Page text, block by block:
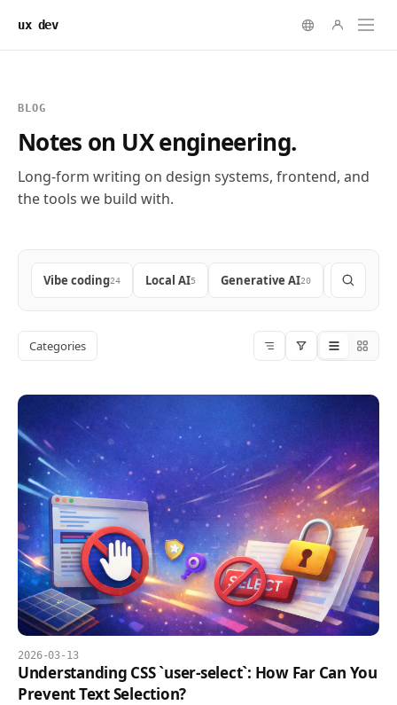
ux dev
BLOG
Notes on UX engineering.
Long-form writing on design systems, frontend, and
the tools we build with.
Vibe coding24 Local AI5 Generative AI20 Frontend
Categories
2026-03-13
Understanding CSS `user-select`: How Far Can You
Prevent Text Selection?